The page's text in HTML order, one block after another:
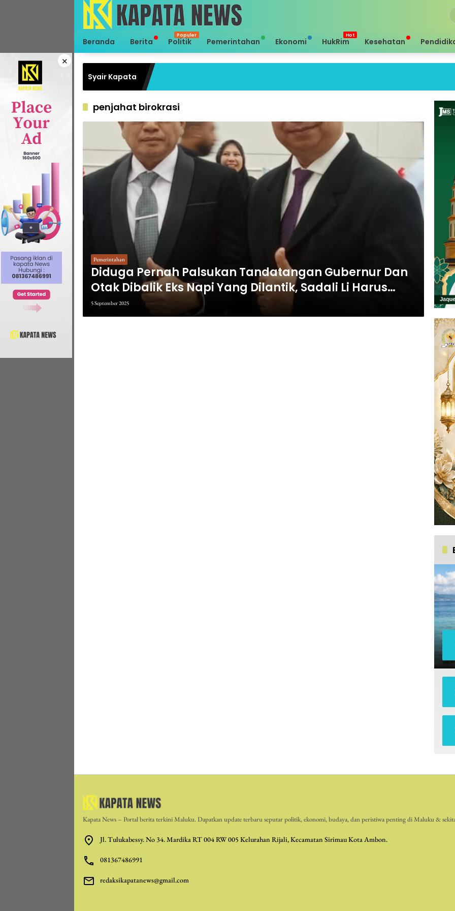
Beranda Berita Politik Pemerintahan Ekonomi HukRim Kesehatan
×
Syair Kapata
penjahat birokrasi
Pemerintahan
Diduga Pernah Palsukan Tandatangan Gubernur Dan
Otak Dibalik Eks Napi Yang Dilantik, Sadali Li Harus
Dicopot Dari Jabatannya
5 September 2025
Kapata News – Portal berita terkini Maluku. Dapatkan update terbaru seputar politik, ekonomi, budaya, dan peristiwa penting di Maluku &
Jl. Tulukabessy. No 34. Mardika RT 004 RW 005 Kelurahan Rijali, Kecamatan Sirimau Kota Ambon.
081367486991
redaksikapatanews@gmail.com